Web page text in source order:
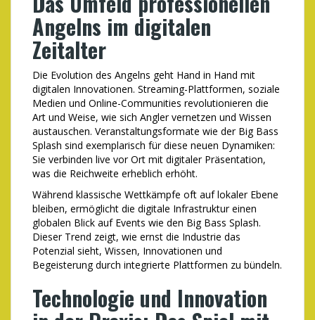
Angelns im digitalen
Zeitalter
Die Evolution des Angelns geht Hand in Hand mit
digitalen Innovationen. Streaming-Plattformen, soziale
Medien und Online-Communities revolutionieren die
Art und Weise, wie sich Angler vernetzen und Wissen
austauschen. Veranstaltungsformate wie der Big Bass
Splash sind exemplarisch für diese neuen Dynamiken:
Sie verbinden live vor Ort mit digitaler Präsentation,
was die Reichweite erheblich erhöht.
Während klassische Wettkämpfe oft auf lokaler Ebene
bleiben, ermöglicht die digitale Infrastruktur einen
globalen Blick auf Events wie den Big Bass Splash.
Dieser Trend zeigt, wie ernst die Industrie das
Potenzial sieht, Wissen, Innovationen und
Begeisterung durch integrierte Plattformen zu bündeln.
Technologie und Innovation